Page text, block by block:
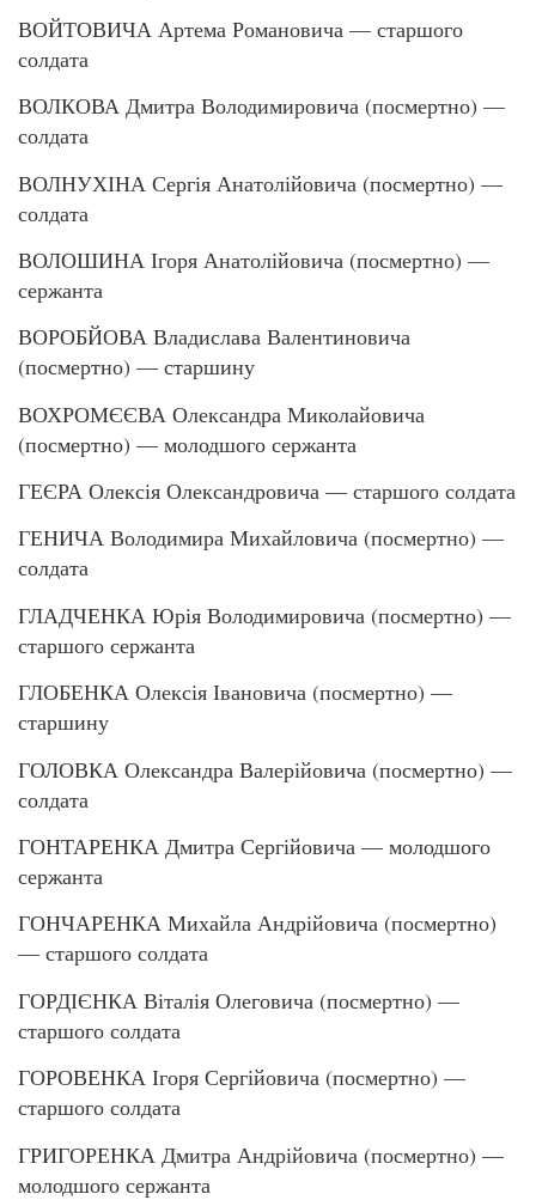
ВОЙТОВИЧА Артема Романовича — старшого
солдата
ВОЛКОВА Дмитра Володимировича (посмертно) —
солдата
ВОЛНУХІНА Сергія Анатолійовича (посмертно) —
солдата
ВОЛОШИНА Ігоря Анатолійовича (посмертно) —
сержанта
ВОРОБЙОВА Владислава Валентиновича
(посмертно) — старшину
ВОХРОМЄЄВА Олександра Миколайовича
(посмертно) — молодшого сержанта
ГЕЄРА Олексія Олександровича — старшого солдата
ГЕНИЧА Володимира Михайловича (посмертно) —
солдата
ГЛАДЧЕНКА Юрія Володимировича (посмертно) —
старшого сержанта
ГЛОБЕНКА Олексія Івановича (посмертно) —
старшину
ГОЛОВКА Олександра Валерійовича (посмертно) —
солдата
ГОНТАРЕНКА Дмитра Сергійовича — молодшого
сержанта
ГОНЧАРЕНКА Михайла Андрійовича (посмертно)
— старшого солдата
ГОРДІЄНКА Віталія Олеговича (посмертно) —
старшого солдата
ГОРОВЕНКА Ігоря Сергійовича (посмертно) —
старшого солдата
ГРИГОРЕНКА Дмитра Андрійовича (посмертно) —
молодшого сержанта